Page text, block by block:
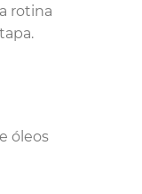
rotina
óleos